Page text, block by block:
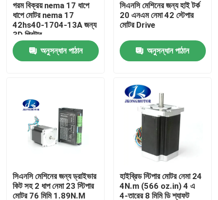
কারখানা ভ্রমণ
মান নিয়ন্ত্রণ
উদ্ধৃতির জন্য আবেদন
ইন্টিগ্রেটেড স্টেপার সার্ভো মোটর
ব্রাশহীন ডিসি মোটর
গরম বিক্রয় nema 17 ধাপে
ধাপে মোটর nema 17
42hs40-1704-13A জন্য
3D প্রিন্টার
অনুসন্ধান পাঠান
সিএনসি মেশিনের জন্য হাই টর্ক
20 এনএম নেমা 42 স্টেপার
মোটর Drive
অনুসন্ধান পাঠান
সিএনসি মেশিনের জন্য ড্রাইভার
কিট সহ 2 ধাপ নেমা 23 স্টিপার
মোটর 76 মিমি 1.89N.M
হাইব্রিড স্টিপার মোটর নেমা 24
4N.m (566 oz.in) 4 এ
4-তারের 8 মিমি ডি শ্যাফট